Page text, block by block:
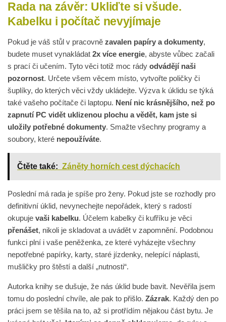
Rada na závěr: Ukliďte si všude.
Kabelku i počítač nevyjímaje
Pokud je váš stůl v pracovně zavalen papíry a dokumenty,
budete muset vynakládat 2x více energie, abyste vůbec začali
s prací či učením. Tyto věci totiž moc rády odvádějí naši
pozornost. Určete všem věcem místo, vytvořte poličky či
šuplíky, do kterých věci vždy ukládejte. Výzva k úklidu se týká
také vašeho počítače či laptopu. Není nic krásnějšího, než po
zapnutí PC vidět uklizenou plochu a vědět, kam jste si
uložily potřebné dokumenty. Smažte všechny programy a
soubory, které nepoužíváte.
Čtěte také: Záněty horních cest dýchacích
Poslední má rada je spíše pro ženy. Pokud jste se rozhodly pro
definitivní úklid, nevynechejte nepořádek, který s radostí
okupuje vaši kabelku. Účelem kabelky či kufříku je věci
přenášet, nikoli je skladovat a uvádět v zapomnění. Podobnou
funkci plní i vaše peněženka, ze které vyházejte všechny
nepotřebné papírky, karty, staré jízdenky, nelepící náplasti,
mušličky pro štěstí a další „nutnosti“.
Autorka knihy se dušuje, že nás úklid bude bavit. Nevěřila jsem
tomu do poslední chvíle, ale pak to přišlo. Zázrak. Každý den po
práci jsem se těšila na to, až si protřídím nějakou část bytu. Je